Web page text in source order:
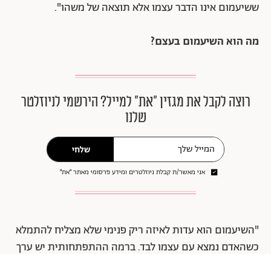
ששיעמום אינו הדבר עצמו אלא תוצאה של משהו".
מה הוא השיעמום בעצם?
רוצה לקבל את מגזין ״את״ למייל? הירשמי לניוזלטר
שלנו
שלחי
אני מאשר/ת קבלת ניוזלטרים ומידע פרסומי מאתר ״את״
"השיעמום הוא עדות לאיזה ריק פנימי שלא מצליח להתמלא
כשהאדם נמצא עם עצמו לבד. ברמה ההתפתחותית יש ערך